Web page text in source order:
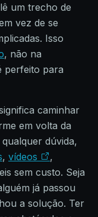
um trecho de
vez de se
Isso
, não na
perfeito para
caminhar
em volta da
dúvida,
, vídeos
,
sem custo. Seja
já passou
a solução. Ter